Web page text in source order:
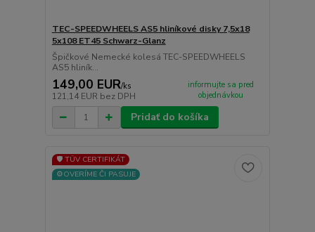
TEC-SPEEDWHEELS AS5 hliníkové disky 7,5x18
5x108 ET45 Schwarz-Glanz
Špičkové Nemecké kolesá TEC-SPEEDWHEELS
AS5 hliník...
149,00 EUR/ks
121,14 EUR bez DPH
informujte sa pred
objednávkou
Pridať do košíka
🛡️ TÜV CERTIFIKÁT
⚙️OVERÍME ČI PASUJE